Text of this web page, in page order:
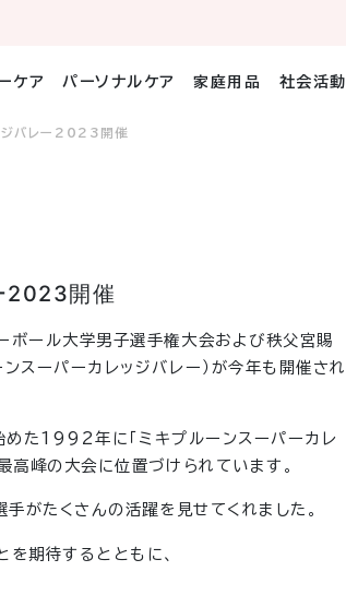
ケア パーソナルケア 家庭用品 社会活動
ジバレー2023開催
2023開催
ボール大学男子選手権大会および秩父宮賜
スーパーカレッジバレー）が今年も開催され
た1992年に「ミキプルーンスーパーカレ
高峰の大会に位置づけられています。
がたくさんの活躍を見せてくれました。
期待するとともに、